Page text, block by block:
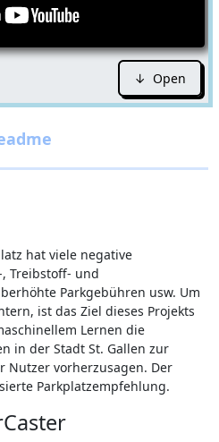
↓ Open
hat viele negative
Treibstoff- und
Parkgebühren usw. Um
ist das Ziel dieses Projekts
Lernen die
in der Stadt St. Gallen zur
Nutzer vorherzusagen. Der
Parkplatzempfehlung.